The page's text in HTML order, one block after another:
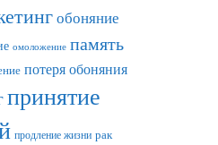
обоняние
омоложение память
потеря обоняния
принятие
продление жизни рак